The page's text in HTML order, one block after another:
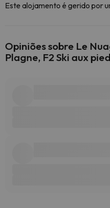
Este alojamento é gerido por
Opiniões sobre Le
Plagne, F2 Ski aux